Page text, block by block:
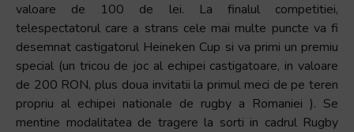
valoare de 100 de lei. La finalul competitiei,
telespectatorul care a strans cele mai multe puncte va fi
desemnat castigatorul Heineken Cup si va primi un premiu
special (un tricou de joc al echipei castigatoare, in valoare
de 200 RON, plus doua invitatii la primul meci de pe teren
propriu al echipei nationale de rugby a Romaniei ). Se
mentine modalitatea de tragere la sorti in cadrul Rugby